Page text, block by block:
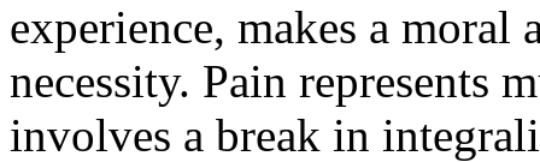
experience, makes a moral
necessity. Pain represents
involves a break in